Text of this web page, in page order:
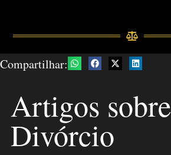
Compartilhar:
Artigos sobre
Divórcio